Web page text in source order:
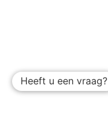
Heeft u een vraag?